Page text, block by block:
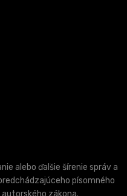
alebo ďalšie šírenie správ a
písomného
autorského zákona.